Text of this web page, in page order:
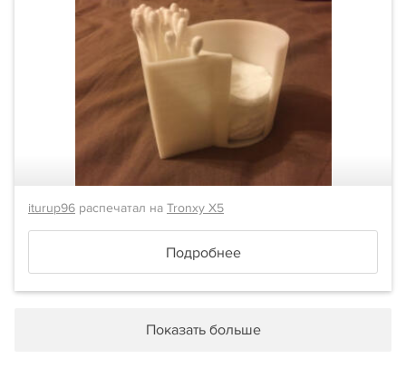
iturup96 распечатал на Tronxy X5
Подробнее
Показать больше